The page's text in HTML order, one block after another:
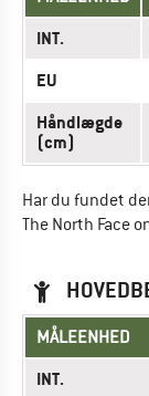
INT.
EU
Håndlægde
(cm)
Har du fundet
The North Face
MÅLEENHED
INT.